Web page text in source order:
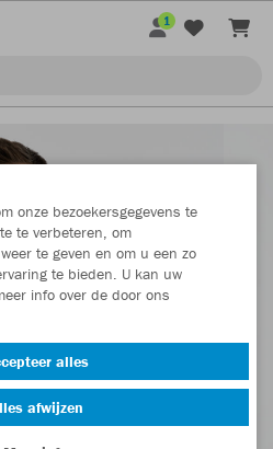
1
onze bezoekersgegevens te
te verbeteren, om
te geven en om u een zo
te bieden. U kan uw
info over de door ons
alles
afwijzen